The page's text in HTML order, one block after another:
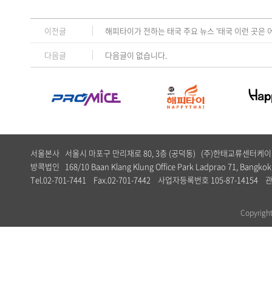
이전글 해피타이가 전하는 태국 주요 뉴스 '태국 이런 곳은
다음글 다음글이 없습니다.
서울본사 서울시 마포구 만리재로 80, 3층 (공덕동) (주)한태교류센터케
방콕법인 168/10 Baan Klang Klung Office Park Ladprao 71,
Tel.02-701-7441 Fax.02-701-7442 사업자등록번호 105-87-14154